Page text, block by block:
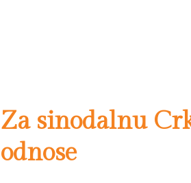
Za sinodalnu
odnose